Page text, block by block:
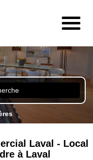
Laval - Local
à Laval